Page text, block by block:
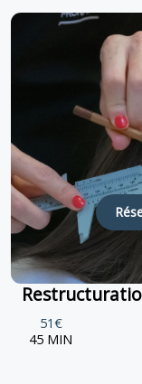
51€
45 MIN